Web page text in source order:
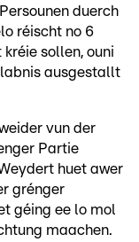
duerch
réischt no 6
sollen, ouni
ausgestallt
vun der
Partie
huet awer
grénger
géing ee lo mol
maachen.